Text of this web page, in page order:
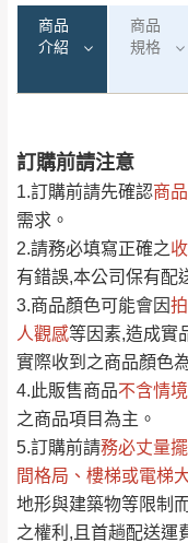
商品
介紹
商品
規格
訂購前請注意
1.訂購前請先確認商
需求。
2.請務必填寫正確之
有錯誤,本公司保有配
3.商品顏色可能會因
人觀感等因素,造成實
實際收到之商品顏色
4.此販售商品不含情
之商品項目為主。
5.訂購前請務必丈量
間格局、 樓梯或電梯
地形與建築物等限制
之權利,且首趟配送運
運送地區
桃園
新竹
注意事項：
由於品項繁
Line客服」
「金額」。
若商品價格或
單。部分網路商
見諒！
接單後二日
電話聯絡或
（線上客
下單前先詢
0/5 (0)筆
全部 依評
依評論低至高排
只顯示附上評論